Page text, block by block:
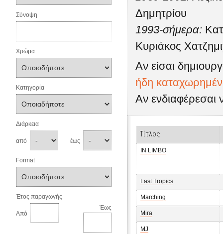
Σύνοψη
Χρώμα
Κατηγορία
Διάρκεια
από έως
Format
Έτος παραγωγής
Από
Έως
Δημητρίου
1993-σήμερα:
Κυριάκος
Αν είσαι
ήδη
Αν ενδιαφέρεσαι
Τίτλος
IN LIMBO
Last Tropics
Marching
Mira
MJ